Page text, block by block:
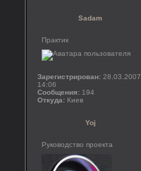
Sadam
Практик
Зарегистрирован: 28.03.2007
14:06
Сообщения: 194
Откуда: Киев
Yoj
Руководство проекта